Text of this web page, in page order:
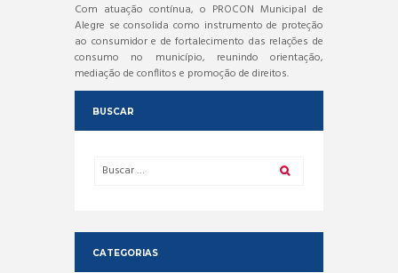
Com atuação contínua, o PROCON Municipal de
Alegre se consolida como instrumento de proteção
ao consumidor e de fortalecimento das relações de
consumo no município, reunindo orientação,
mediação de conflitos e promoção de direitos.
BUSCAR
CATEGORIAS